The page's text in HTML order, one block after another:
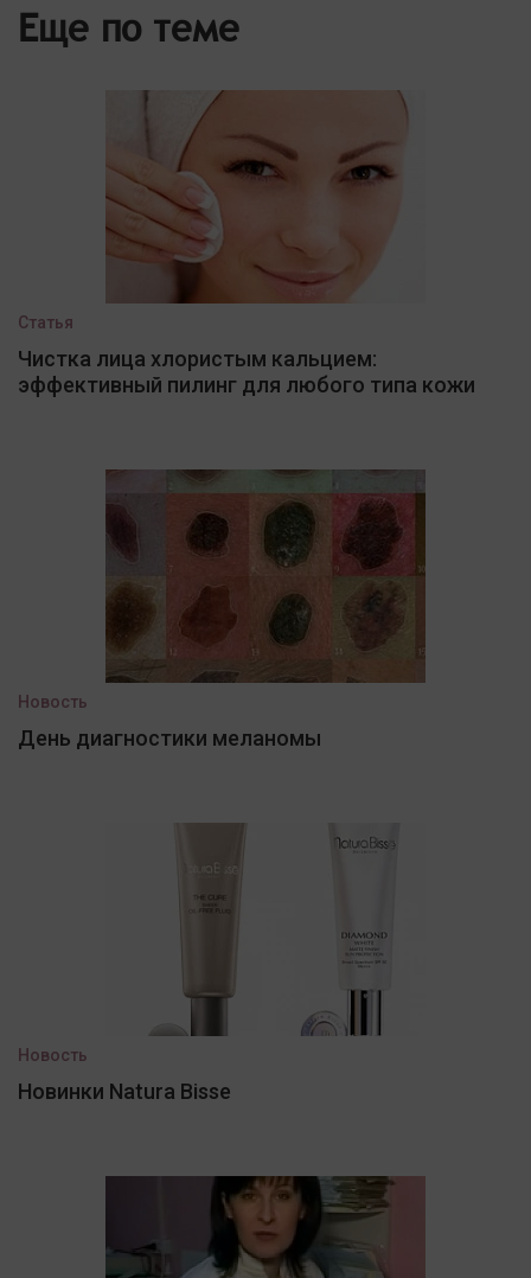
Еще по теме
Статья
Чистка лица хлористым кальцием:
эффективный пилинг для любого типа кожи
Новость
День диагностики меланомы
Новость
Новинки Natura Bisse